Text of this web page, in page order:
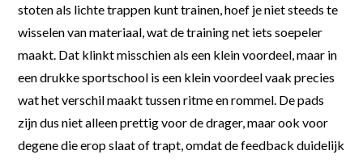
stoten als lichte trappen kunt trainen, hoef je niet steeds te
wisselen van materiaal, wat de training net iets soepeler
maakt. Dat klinkt misschien als een klein voordeel, maar in
een drukke sportschool is een klein voordeel vaak precies
wat het verschil maakt tussen ritme en rommel. De pads
zijn dus niet alleen prettig voor de drager, maar ook voor
degene die erop slaat of trapt, omdat de feedback duidelijk